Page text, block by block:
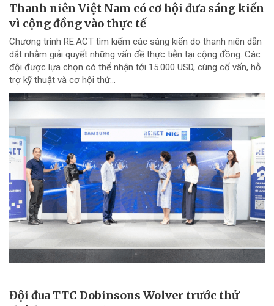
Thanh niên Việt Nam có cơ hội đưa sáng kiến
vì cộng đồng vào thực tế
Chương trình RE:ACT tìm kiếm các sáng kiến do thanh niên dẫn
dắt nhằm giải quyết những vấn đề thực tiễn tại cộng đồng. Các
đội được lựa chọn có thể nhận tới 15.000 USD, cùng cố vấn, hỗ
trợ kỹ thuật và cơ hội thử...
Đội đua TTC Dobinsons Wolver trước thử